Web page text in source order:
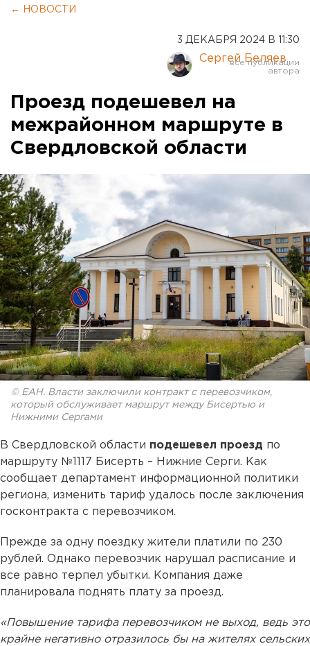
← НОВОСТИ
3 ДЕКАБРЯ 2024 В 11:30
Сергей Беляев
Проезд подешевел на
межрайонном маршруте в
Свердловской области
© ЕАН. Власти заключили контракт с перевозчиком,
который обслуживает маршрут между Бисертью и
Нижними Сергами
В Свердловской области подешевел проезд по
маршруту №1117 Бисерть – Нижние Серги. Как
сообщает департамент информационной политики
региона, изменить тариф удалось после заключения
госконтракта с перевозчиком.
Прежде за одну поездку жители платили по 230
рублей. Однако перевозчик нарушал расписание и
все равно терпел убытки. Компания даже
планировала поднять плату за проезд.
«Повышение тарифа перевозчиком не выход, ведь это
крайне негативно отразилось бы на жителях сельских